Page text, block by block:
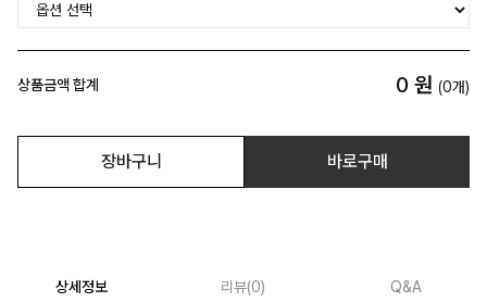
상품금액 합계 0 원 (0개)
장바구니 바로구매
상세정보 리뷰(0) Q&A